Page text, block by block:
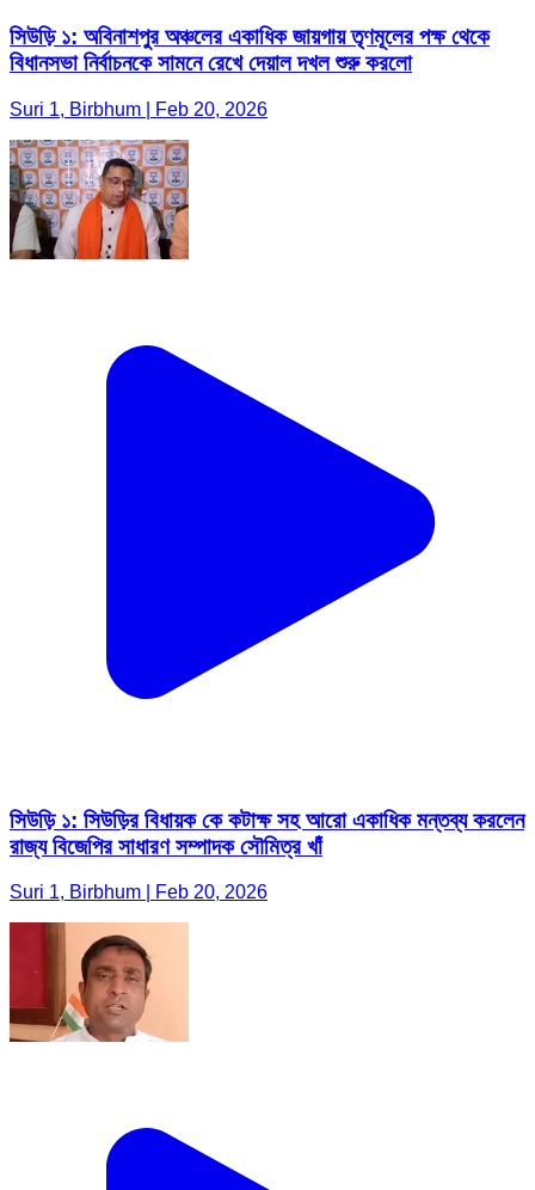
সিউড়ি ১: অবিনাশপুর অঞ্চলের একাধিক জায়গায় তৃণমূলের পক্ষ থেকে
বিধানসভা নির্বাচনকে সামনে রেখে দেয়াল দখল শুরু করলো
Suri 1, Birbhum | Feb 20, 2026
সিউড়ি ১: সিউড়ির বিধায়ক কে কটাক্ষ সহ আরো একাধিক মন্তব্য করলেন
রাজ্য বিজেপির সাধারণ সম্পাদক সৌমিত্র খাঁ
Suri 1, Birbhum | Feb 20, 2026